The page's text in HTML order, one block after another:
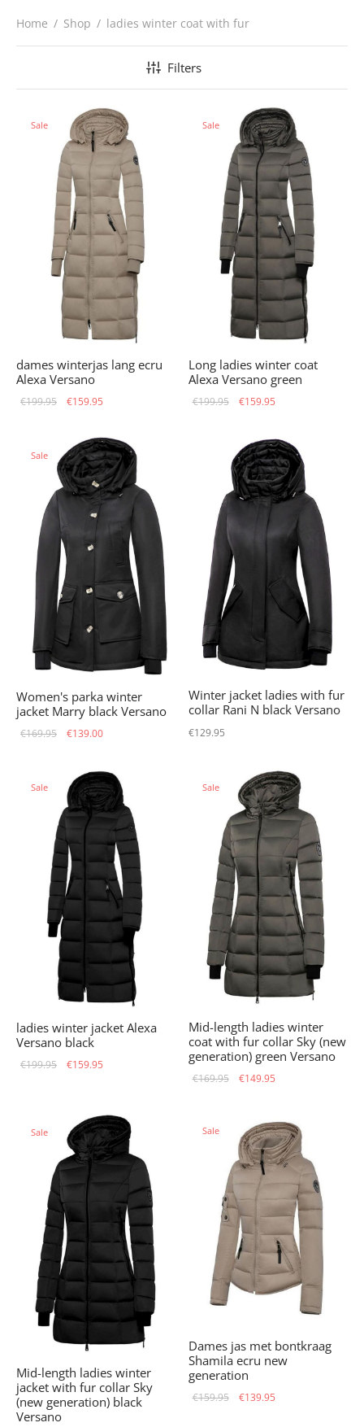
Home / Shop / ladies winter coat with fur
Filters
Sale
dames winterjas lang ecru
Alexa Versano
€199.95
Original
was:
€199.95.
€159.95
€159.95.
Sale
Long ladies winter coat
Alexa Versano green
€199.95
Original
was:
€199.95.
€159.95
€159.95.
Sale
Women's parka winter
jacket Marry black Versano
€169.95
Original
was:
€169.95.
€139.00
€139.00.
Winter jacket ladies with fur
collar Rani N black Versano
€129.95
Sale
ladies winter jacket Alexa
Versano black
€199.95
Original
€199.95.
€159.95
Sale
Mid-length ladies winter
coat with fur collar Sky (new
generation) green Versano
€169.95
Original
€169.95.
€149.95
Sale
Mid-length ladies winter
jacket with fur collar Sky
(new generation) black
Versano
Sale
Dames jas met bontkraag
Shamila ecru new
generation
€159.95
Original
€139.95